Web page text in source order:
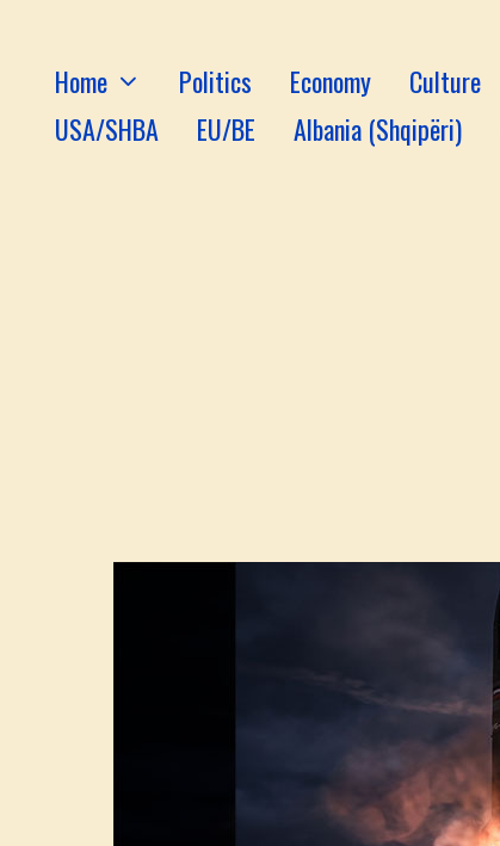
Home Politics Economy Culture
USA/SHBA
EU/BE Albania (Shqipëri)